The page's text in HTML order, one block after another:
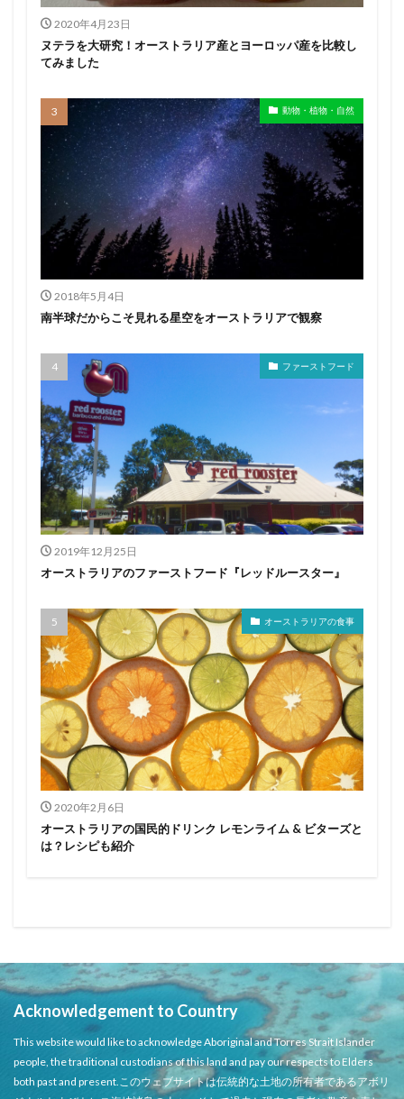
2020年4月23日
ヌテラを大研究！オーストラリア産とヨーロッパ産を比較し
てみました
動物・植物・自然
2018年5月4日
南半球だからこそ見れる星空をオーストラリアで観察
ファーストフード
2019年12月25日
オーストラリアのファーストフード『レッドルースター』
オーストラリアの食事
2020年2月6日
オーストラリアの国民的ドリンク レモンライム & ビターズと
は？レシピも紹介
Acknowledgement to Country
This website would like to acknowledge Aboriginal and Torres Strait Islander
people, the traditional custodians of this land and pay our respects to Elders
both past and present.このウェブサイトは伝統的な土地の所有者であるアボリ